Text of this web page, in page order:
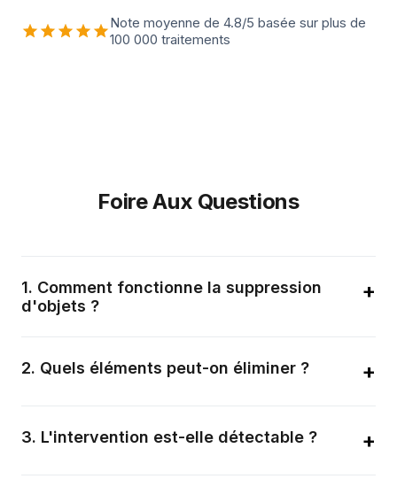
Note moyenne de 4.8/5 basée sur plus de
100 000 traitements
Foire Aux Questions
1. Comment fonctionne la suppression
d'objets ?
+
reconstruire les zones basées sur les données visuelles
2. Quels éléments peut-on éliminer ? +
imperfection visuelle.
3. L'intervention est-elle détectable ? +